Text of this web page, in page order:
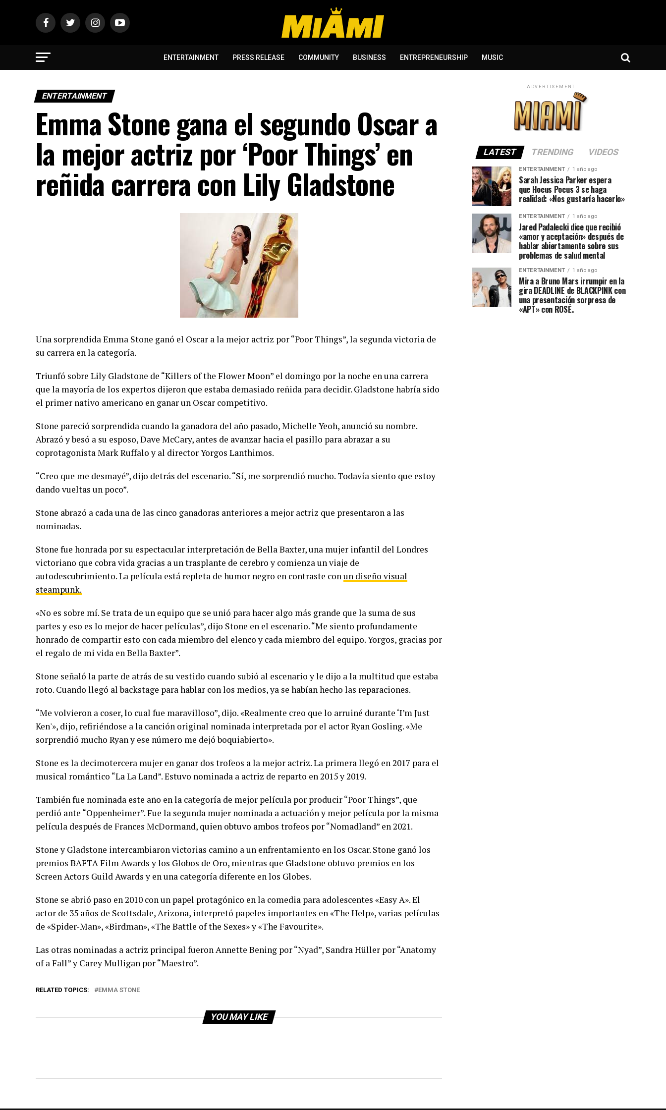
ENTERTAINMENT PRESS RELEASE COMMUNITY BUSINESS ENTREPRENEURSHIP MUSIC
ENTERTAINMENT
Emma Stone gana el segundo Oscar a
la mejor actriz por ‘Poor Things’ en
reñida carrera con Lily Gladstone
Una sorprendida Emma Stone ganó el Oscar a la mejor actriz por “Poor Things”, la segunda victoria de
su carrera en la categoría.
Triunfó sobre Lily Gladstone de “Killers of the Flower Moon” el domingo por la noche en una carrera
que la mayoría de los expertos dijeron que estaba demasiado reñida para decidir. Gladstone habría sido
el primer nativo americano en ganar un Oscar competitivo.
Stone pareció sorprendida cuando la ganadora del año pasado, Michelle Yeoh, anunció su nombre.
Abrazó y besó a su esposo, Dave McCary, antes de avanzar hacia el pasillo para abrazar a su
coprotagonista Mark Ruffalo y al director Yorgos Lanthimos.
“Creo que me desmayé”, dijo detrás del escenario. “Sí, me sorprendió mucho. Todavía siento que estoy
dando vueltas un poco”.
Stone abrazó a cada una de las cinco ganadoras anteriores a mejor actriz que presentaron a las
nominadas.
Stone fue honrada por su espectacular interpretación de Bella Baxter, una mujer infantil del Londres
victoriano que cobra vida gracias a un trasplante de cerebro y comienza un viaje de
autodescubrimiento. La película está repleta de humor negro en contraste conun diseño visual
steampunk.
«No es sobre mí. Se trata de un equipo que se unió para hacer algo más grande que la suma de sus
partes y eso es lo mejor de hacer películas”, dijo Stone en el escenario. “Me siento profundamente
honrado de compartir esto con cada miembro del elenco y cada miembro del equipo. Yorgos, gracias por
el regalo de mi vida en Bella Baxter”.
Stone señaló la parte de atrás de su vestido cuando subió al escenario y le dijo a la multitud que estaba
roto. Cuando llegó al backstage para hablar con los medios, ya se habían hecho las reparaciones.
“Me volvieron a coser, lo cual fue maravilloso”, dijo. «Realmente creo que lo arruiné durante ‘I’m Just
Ken'», dijo, refiriéndose a la canción original nominada interpretada por el actor Ryan Gosling. «Me
sorprendió mucho Ryan y ese número me dejó boquiabierto».
Stone es la decimotercera mujer en ganar dos trofeos a la mejor actriz. La primera llegó en 2017 para el
musical romántico “La La Land”. Estuvo nominada a actriz de reparto en 2015 y 2019.
También fue nominada este año en la categoría de mejor película por producir “Poor Things”, que
perdió ante “Oppenheimer”. Fue la segunda mujer nominada a actuación y mejor película por la misma
película después de Frances McDormand, quien obtuvo ambos trofeos por “Nomadland” en 2021.
Stone y Gladstone intercambiaron victorias camino a un enfrentamiento en los Oscar. Stone ganó los
premios BAFTA Film Awards y los Globos de Oro, mientras que Gladstone obtuvo premios en los
Screen Actors Guild Awards y en una categoría diferente en los Globes.
Stone se abrió paso en 2010 con un papel protagónico en la comedia para adolescentes «Easy A». El
actor de 35 años de Scottsdale, Arizona, interpretó papeles importantes en «The Help», varias películas
de «Spider-Man», «Birdman», «The Battle of the Sexes» y «The Favourite».
Las otras nominadas a actriz principal fueron Annette Bening por “Nyad”, Sandra Hüller por “Anatomy
of a Fall” y Carey Mulligan por “Maestro”.
RELATED TOPICS: EMMA STONE
YOU MAY LIKE
ADVERTISEMENT
LATEST TRENDING VIDEOS
ENTERTAINMENT 1 año ago
Sarah Jessica Parker espera
que Hocus Pocus 3 se haga
realidad: «Nos gustaría hacerlo»
ENTERTAINMENT 1 año ago
Jared Padalecki dice que recibió
«amor y aceptación» después de
hablar abiertamente sobre sus
problemas de salud mental
ENTERTAINMENT 1 año ago
Mira a Bruno Mars irrumpir en la
gira DEADLINE de BLACKPINK con
una presentación sorpresa de
«APT» con ROSÉ.